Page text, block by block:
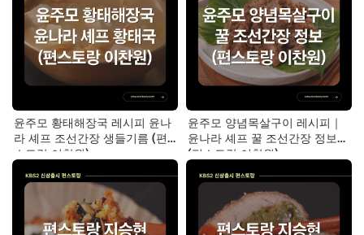
윤주모 황태해장국 레시피 윤나
라 셰프 조선간장 생들기름 (편
스토랑 이찬원)
윤주모 양념목살구이 레시피｜
윤나라 셰프 꿀 조선간장 정보
(편스토랑 이찬원)